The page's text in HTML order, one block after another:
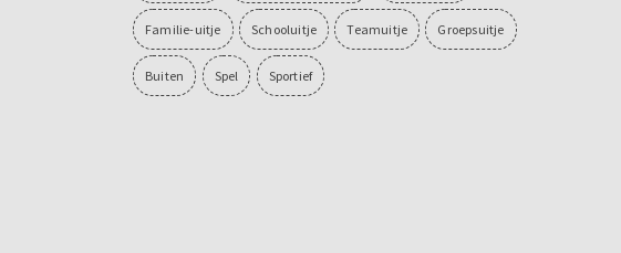
Familie-uitje Schooluitje Teamuitje Groepsuitje
Buiten Spel Sportief